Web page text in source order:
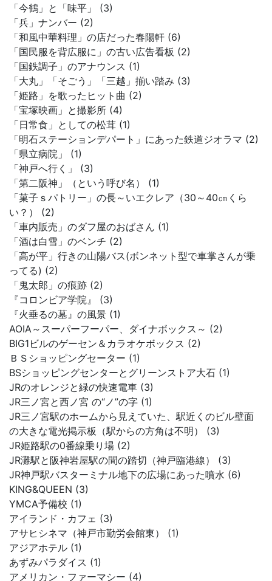
「今鶴」と「味平」 (3)
「兵」ナンバー (2)
「和風中華料理」の店だった春陽軒 (6)
「国民服を背広服に」の古い広告看板 (2)
「国鉄調子」のアナウンス (1)
「大丸」「そごう」「三越」揃い踏み (3)
「姫路」を歌ったヒット曲 (2)
「宝塚映画」と撮影所 (4)
「日常食」としての松茸 (1)
「明石ステーションデパート」にあった鉄道ジオラマ (2)
「県立病院」 (1)
「神戸へ行く」 (3)
「第二阪神」（という呼び名） (1)
「菓子ｓパトリー」の長～いエクレア（30～40㎝くら
い？） (2)
「車内販売」のダフ屋のおばさん (1)
「酒は白雪」のベンチ (2)
「高が平」行きの山陽バス(ボンネット型で車掌さんが乗
ってる) (2)
「鬼太郎」の痕跡 (2)
『コロンビア学院』 (3)
『火垂るの墓』の風景 (1)
AOIA～スーパーフーパー、ダイナボックス～ (2)
BIG1ビルのゲーセン＆カラオケボックス (2)
ＢＳショッピングセーター (1)
BSショッピングセンターとグリーンストア大石 (1)
JRのオレンジと緑の快速電車 (3)
JR三ノ宮と西ノ宮 の“ノ”の字 (1)
JR三ノ宮駅のホームから見えていた、駅近くのビル壁面
の大きな電光掲示板（駅からの方角は不明） (3)
JR姫路駅の0番線乗り場 (2)
JR灘駅と阪神岩屋駅の間の踏切（神戸臨港線） (3)
JR神戸駅バスターミナル地下の広場にあった噴水 (6)
KING&QUEEN (3)
YMCA予備校 (1)
アイランド・カフェ (3)
アサヒシネマ（神戸市勤労会館東） (1)
アジアホテル (1)
あずみパラダイス (1)
アメリカン・ファーマシー (4)